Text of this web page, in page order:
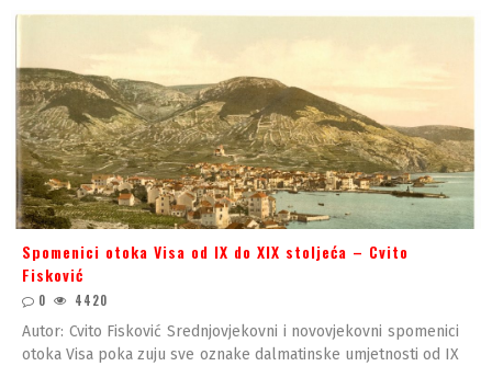
Spomenici otoka Visa od IX do XIX stoljeća – Cvito
Fisković
0 4420
Autor: Cvito Fisković Srednjovjekovni i novovjekovni spomenici
otoka Visa poka zuju sve oznake dalmatinske umjetnosti od IX